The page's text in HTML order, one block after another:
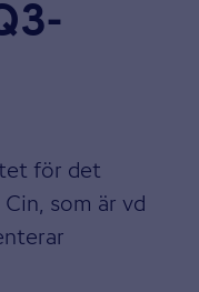
för det
som är vd